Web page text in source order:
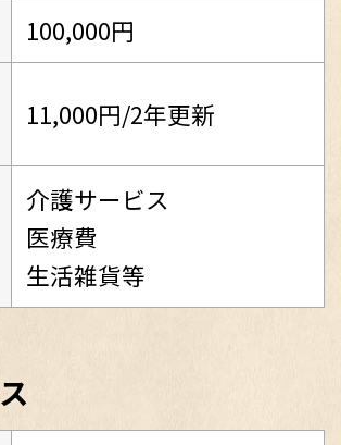
100,000円
11,000円/2年更新
介護サービス
医療費
生活雑貨等